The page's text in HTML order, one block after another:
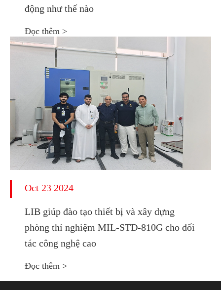
động như thế nào
Đọc thêm >
Oct 23 2024
LIB giúp đào tạo thiết bị và xây dựng
phòng thí nghiệm MIL-STD-810G cho đối
tác công nghệ cao
Đọc thêm >